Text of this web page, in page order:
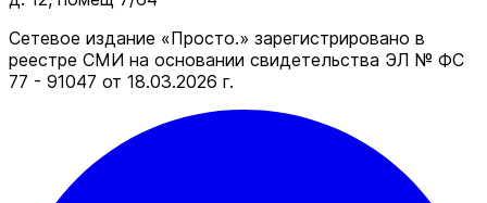
Сетевое издание «Просто.» зарегистрировано в
реестре СМИ на основании свидетельства ЭЛ № ФС
77 - 91047 от 18.03.2026 г.